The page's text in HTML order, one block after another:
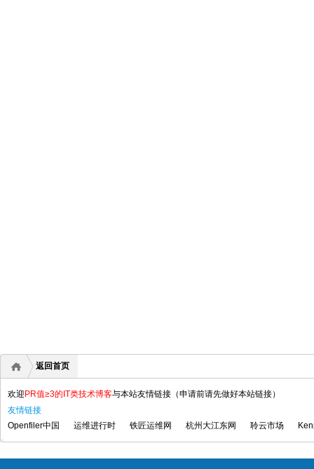
返回首页
欢迎 PR值≥3的IT类技术博客与本站友情链接（申请前请先做好本站链接）
友情链接
Openfiler中国
运维进行时 铁匠运维网 杭州大江东网 聆云市场